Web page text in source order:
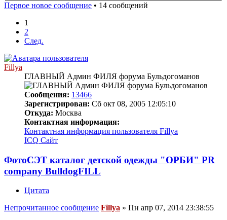
Первое новое сообщение • 14 сообщений
1
2
След.
Fillya
ГЛАВНЫЙ Админ ФИЛЯ форума Бульдогоманов
Сообщения: 13466
Зарегистрирован: Сб окт 08, 2005 12:05:10
Откуда: Москва
Контактная информация:
Контактная информация пользователя Fillya
ICQ Сайт
ФотоСЭТ каталог детской одежды "ОРБИ" PR
company BulldogFILL
Цитата
Непрочитанное сообщение Fillya » Пн апр 07, 2014 23:38:55